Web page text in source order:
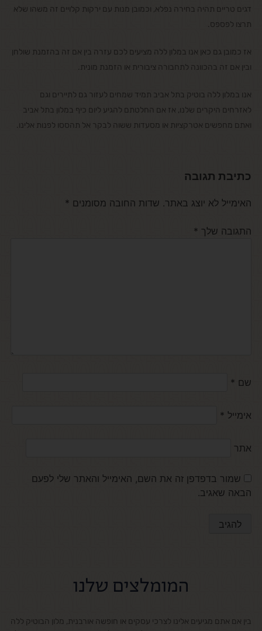
דגים טריים תהיה בחירה נפלא, וכמובן מנות עם ירקות קלויים זה משהו שלא
תרצו לפספס.
אז כמובן גם כאן אנו במלון ללה מציעים לכם עזרה בין אם זה בהזמנת שולחן
ובין אם זה בהכוונה לתחבורה ציבורית או הזמנת מונית.
אנו במלון ללה בוטיק בתל אביב תמיד שמחים לעזור גם לתיירים וגם
לאזרחים היקרים שלנו, אז אם החלטתם להגיע ליום כיף במלון בתל אביב
ואתם מחפשים אטרקציות או מסעדות ששוה לבקר אל תהססו לפנות אלינו.
כתיבת תגובה
האימייל לא יוצג באתר. שדות החובה מסומנים *
התגובה שלך *
שם *
אימייל *
אתר
שמור בדפדפן זה את השם, האימייל והאתר שלי לפעם
הבאה שאגיב.
המומלצים שלנו
בין אם אתם מגיעים אלינו לצרכי עסקים או חופשה אורבנית, מלון הבוטיק ללה